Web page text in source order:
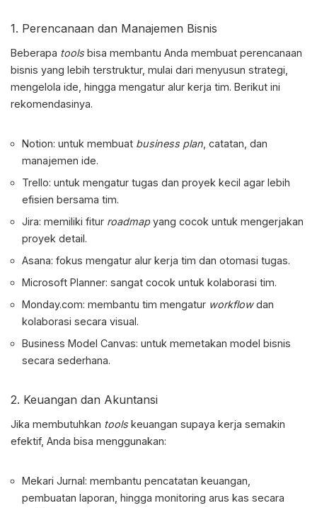
1. Perencanaan dan Manajemen Bisnis
Beberapa toolsbisa membantu Anda membuat perencanaan
bisnis yang lebih terstruktur, mulai dari menyusun strategi,
mengelola ide, hingga mengatur alur kerja tim. Berikut ini
rekomendasinya.
Notion: untuk membuat business plan , catatan, dan
manajemen ide.
Trello: untuk mengatur tugas dan proyek kecil agar lebih
efisien bersama tim.
Jira: memiliki fitur roadmapyang cocok untuk mengerjakan
proyek detail.
Asana: fokus mengatur alur kerja tim dan otomasi tugas.
Microsoft Planner: sangat cocok untuk kolaborasi tim.
Monday.com: membantu tim mengatur workflowdan
kolaborasi secara visual.
Business Model Canvas: untuk memetakan model bisnis
secara sederhana.
2. Keuangan dan Akuntansi
Jika membutuhkan toolskeuangan supaya kerja semakin
efektif, Anda bisa menggunakan:
Mekari Jurnal: membantu pencatatan keuangan,
pembuatan laporan, hingga monitoring arus kas secara